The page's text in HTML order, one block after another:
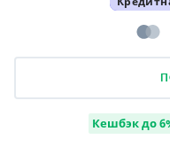
Кешбэк до